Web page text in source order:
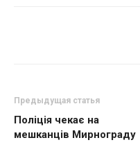
Предыдущая статья
Поліція чекає на
мешканців Мирнограду